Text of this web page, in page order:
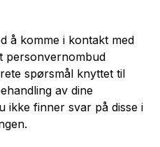
å komme i kontakt med
personvernombud
spørsmål knyttet til
av dine
ikke finner svar på disse i